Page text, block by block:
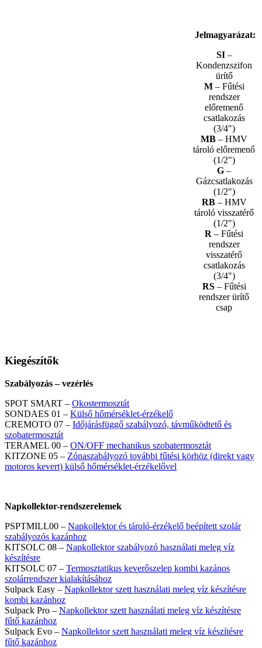
Jelmagyarázat:
SI–
Kondenzszifon
ürítő
M– Fűtési
rendszer
előremenő
csatlakozás
(3/4")
MB – HMV
tároló előremenő
(1/2")
G –
Gázcsatlakozás
(1/2")
RB– HMV
tároló visszatérő
(1/2")
R – Fűtési
rendszer
visszatérő
csatlakozás
(3/4")
RS– Fűtési
rendszer ürítő
csap
Kiegészítők
Szabályozás – vezérlés
SPOT SMART – Okostermosztát
SONDAES 01 – Külső hőmérséklet-érzékelő
CREMOTO 07 – Időjárásfüggő szabályozó, távműködtető és
szobatermosztát
TERAMEL 00 – ON/OFF mechanikus szobatermosztát
KITZONE 05 – Zónaszabályozó további fűtési körhöz (direkt vagy
motoros kevert) külső hőmérséklet-érzékelővel
Napkollektor-rendszerelemek
PSPTMILL00 – Napkollektor és tároló-érzékelő beépített szolár
szabályozós kazánhoz
KITSOLC 08 – Napkollektor szabályozó használati meleg víz
készítésre
KITSOLC 07 – Termosztatikus keverőszelep kombi kazános
szolárrendszer kialakításához
Sulpack Easy – Napkollektor szett használati meleg víz készítésre
kombi kazánhoz
Sulpack Pro – Napkollektor szett használati meleg víz készítésre
fűtő kazánhoz
Sulpack Evo – Napkollektor szett használati meleg víz készítésre
fűtő kazánhoz